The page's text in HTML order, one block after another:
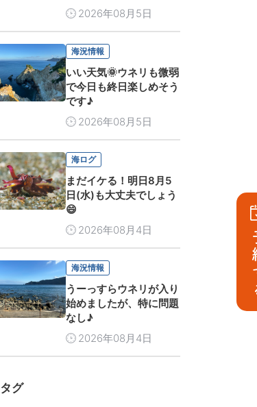
2026年08月5日
海況情報
いい天気🌞ウネリも微弱
で今日も終日楽しめそう
です♪
2026年08月5日
海ログ
まだイケる！明日8月5
日(水)も大丈夫でしょう
😄
2026年08月4日
海況情報
うーっすらウネリが入り
始めましたが、特に問題
なし♪
2026年08月4日
タグ